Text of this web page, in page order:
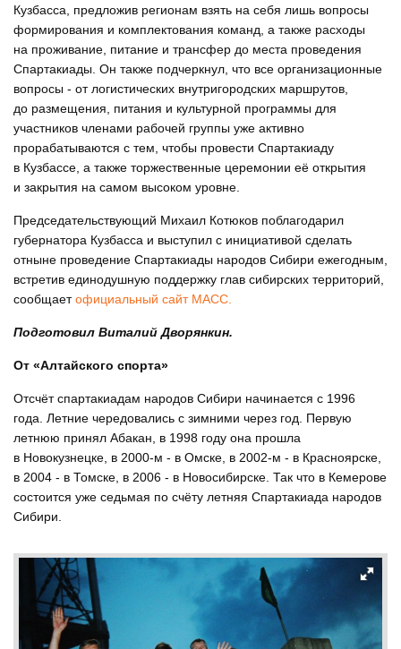
Кузбасса, предложив регионам взять на себя лишь вопросы
формирования и комплектования команд, а также расходы
на проживание, питание и трансфер до места проведения
Спартакиады. Он также подчеркнул, что все организационные
вопросы - от логистических внутригородских маршрутов,
до размещения, питания и культурной программы для
участников членами рабочей группы уже активно
прорабатываются с тем, чтобы провести Спартакиаду
в Кузбассе, а также торжественные церемонии её открытия
и закрытия на самом высоком уровне.
Председательствующий Михаил Котюков поблагодарил
губернатора Кузбасса и выступил с инициативой сделать
отныне проведение Спартакиады народов Сибири ежегодным,
встретив единодушную поддержку глав сибирских территорий,
сообщаетофициальный сайт МАСС.
Подготовил Виталий Дворянкин.
От «Алтайского спорта»
Отсчёт спартакиадам народов Сибири начинается с 1996
года. Летние чередовались с зимними через год. Первую
летнюю принял Абакан, в 1998 году она прошла
в Новокузнецке, в 2000-м - в Омске, в 2002-м - в Красноярске,
в 2004 - в Томске, в 2006 - в Новосибирске. Так что в Кемерове
состоится уже седьмая по счёту летняя Спартакиада народов
Сибири.